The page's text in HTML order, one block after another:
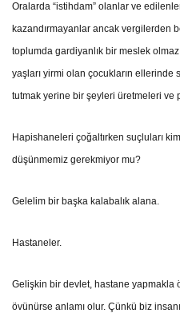
Oralarda “istihdam” olanlar ve
kazandırmayanlar ancak vergilerden
toplumda gardiyanlık bir meslek
yaşları yirmi olan çocukların ellerinde
tutmak yerine bir şeyleri üretmeleri ve
Hapishaneleri çoğaltırken suçluları
düşünmemiz gerekmiyor mu?
Gelelim bir başka kalabalık alana.
Hastaneler.
Gelişkin bir devlet, hastane yapmakla
övünürse anlamı olur. Çünkü biz